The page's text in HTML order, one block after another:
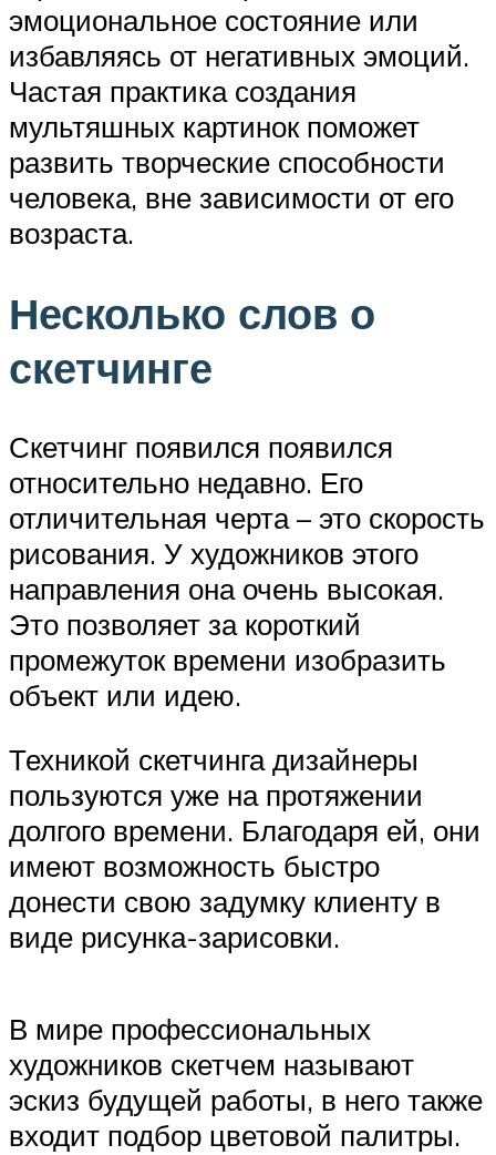
эмоциональное состояние или
избавляясь от негативных эмоций.
Частая практика создания
мультяшных картинок поможет
развить творческие способности
человека, вне зависимости от его
возраста.
Несколько слов о
скетчинге
Скетчинг появился появился
относительно недавно. Его
отличительная черта – это скорость
рисования. У художников этого
направления она очень высокая.
Это позволяет за короткий
промежуток времени изобразить
объект или идею.
Техникой скетчинга дизайнеры
пользуются уже на протяжении
долгого времени. Благодаря ей, они
имеют возможность быстро
донести свою задумку клиенту в
виде рисунка-зарисовки.
В мире профессиональных
художников скетчем называют
эскиз будущей работы, в него также
входит подбор цветовой палитры.